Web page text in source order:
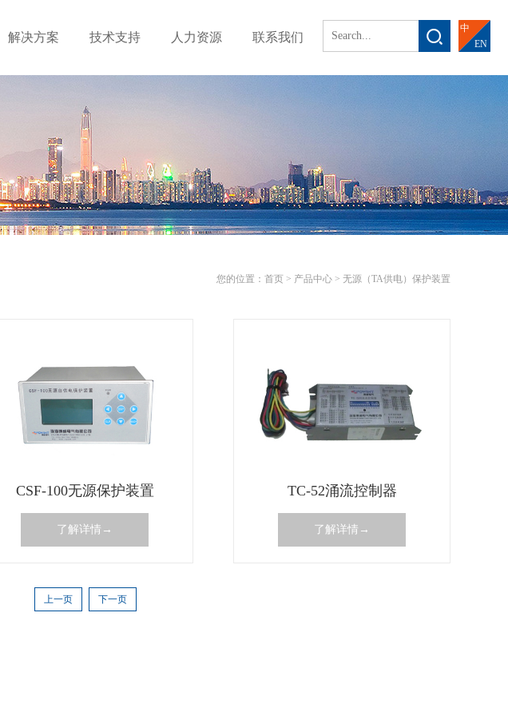
中
EN
解决方案 技术支持 人力资源 联系我们
您的位置： 首页 > 产品中心 > 无源（TA供电）保护装置
CSF-100无源保护装置
了解详情→
TC-52涌流控制器
了解详情→
上一页 下一页